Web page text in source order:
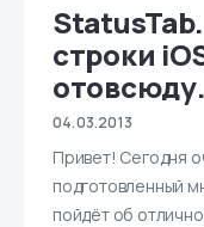
строки
отовсюду.
04.03.2013
Привет! Сегодня
подготовленный
пойдёт об